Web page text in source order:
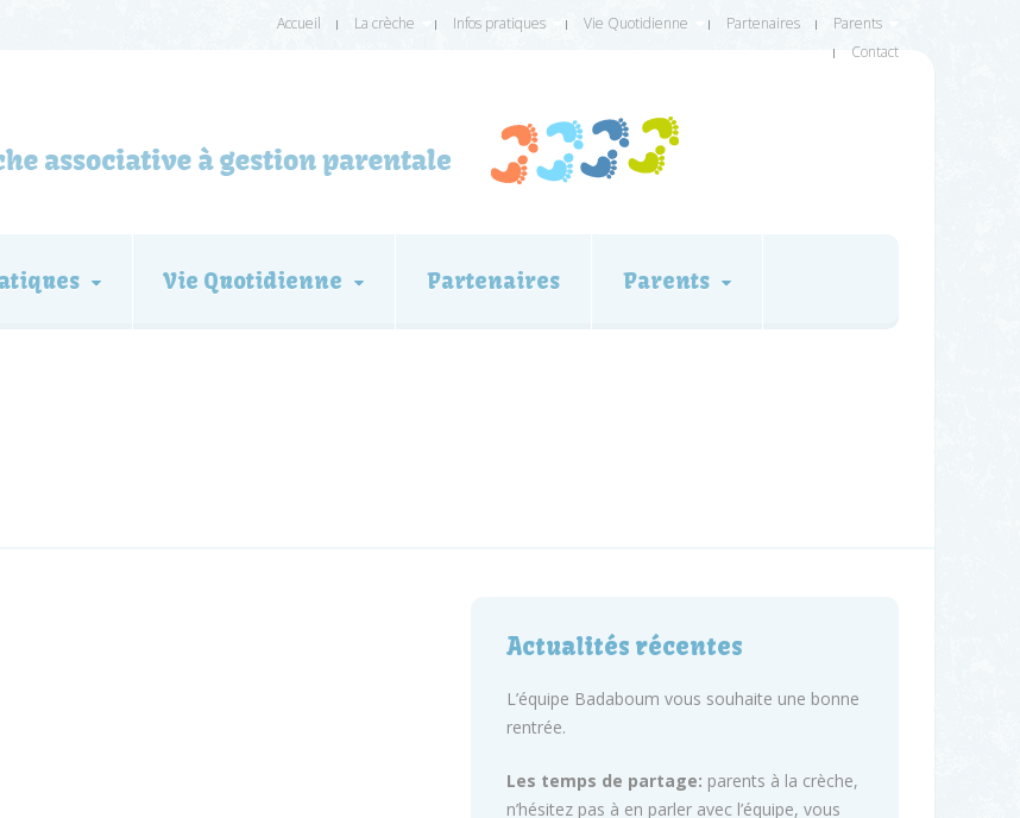
Accueil La crèche Infos pratiques Vie Quotidienne Partenaires
Parents
Contact
Vie Quotidienne Partenaires Parents
Actualités récentes
L’équipe Badaboum vous souhaite une bonne
rentrée.
Les temps de partage: parents à la crèche,
n’hésitez pas à en parler avec l’équipe, vous